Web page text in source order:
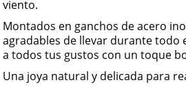
viento.
Montados en ganchos de acero
agradables de llevar durante todo
a todos tus gustos con un toque
Una joya natural y delicada para